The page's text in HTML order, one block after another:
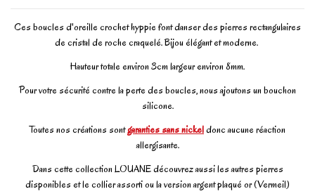
Ces boucles d'oreille crochet hyppie font danser des pierres rectangulaires
de cristal de roche craquelé. Bijou élégant et moderne.
Hauteur totale environ 3cm largeur environ 8mm.
Pour votre sécurité contre la perte des boucles, nous ajoutons un bouchon
silicone.
Toutes nos créations sontgaranties sans nickeldonc aucune réaction
allergisante.
Dans cette collection LOUANE découvrez aussi les autres pierres
disponibles et le collier assorti ou la version argent plaqué or (Vermeil)